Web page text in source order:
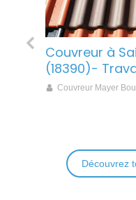
Couvreur à
(18390)-
Couvreur Mayer
Découvrez